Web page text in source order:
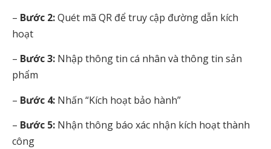
– Bước 2:Quét mã QR để truy cập đường dẫn kích
hoạt
– Bước 3: Nhập thông tin cá nhân và thông tin sản
phẩm
– Bước 4: Nhấn “Kích hoạt bảo hành”
– Bước 5: Nhận thông báo xác nhận kích hoạt thành
công